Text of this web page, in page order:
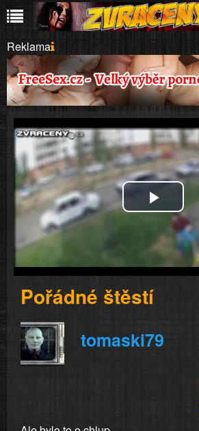
Reklama
Play
Video
Pořádné štěstí
tomaski79